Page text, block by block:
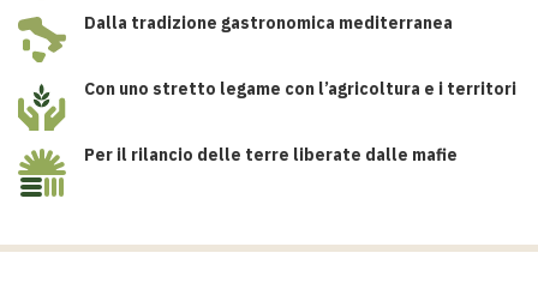
Dalla tradizione gastronomica mediterranea
Con uno stretto legame con l’agricoltura e i territori
Per il rilancio delle terre liberate dalle mafie